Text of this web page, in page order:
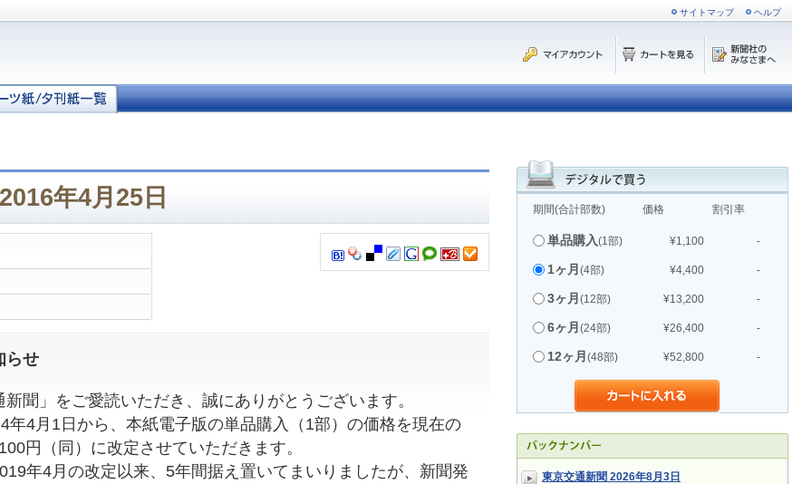
サイトマップ ヘルプ
期間(合計部数) 価格 割引率
単品購入(1部) ¥1,100 -
1ヶ月 (4部) ¥4,400 -
3ヶ月 (12部) ¥13,200 -
6ヶ月 (24部) ¥26,400 -
12ヶ月 (48部) ¥52,800 -
東京交通新聞 2026年8月3日
年4月25日
らせ
聞」をご愛読いただき、誠にありがとうございます。
4月1日から、本紙電子版の単品購入（1部）の価格を現在の
円（同）に改定させていただきます。
年4月の改定以来、5年間据え置いてまいりましたが、新聞発